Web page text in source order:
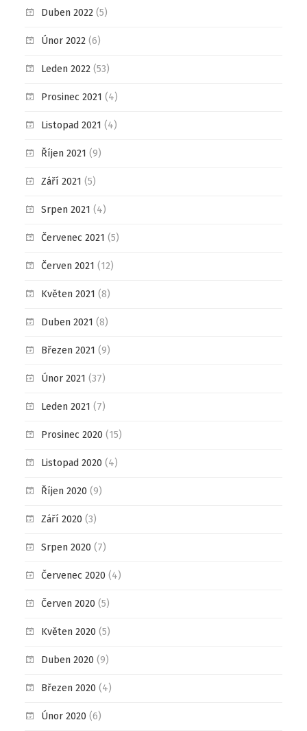
Duben 2022(5)
Únor 2022(6)
Leden 2022(53)
Prosinec 2021 (4)
Listopad 2021 (4)
Říjen 2021 (9)
Září 2021 (5)
Srpen 2021 (4)
Červenec 2021 (5)
Červen 2021 (12)
Květen 2021 (8)
Duben 2021 (8)
Březen 2021 (9)
Únor 2021 (37)
Leden 2021 (7)
Prosinec 2020 (15)
Listopad 2020 (4)
Říjen 2020 (9)
Září 2020 (3)
Srpen 2020 (7)
Červenec 2020 (4)
Červen 2020 (5)
Květen 2020 (5)
Duben 2020 (9)
Březen 2020 (4)
Únor 2020 (6)